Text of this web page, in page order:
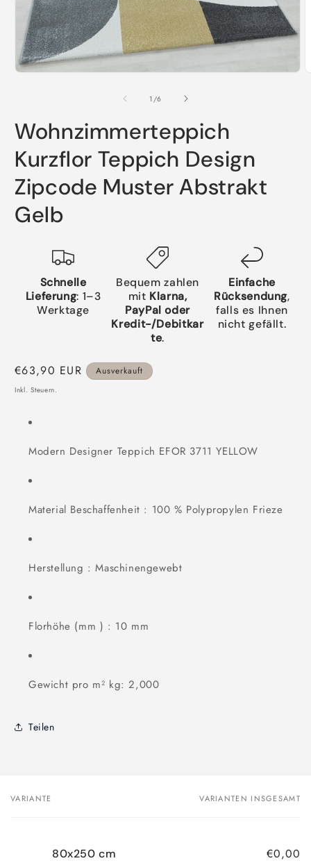
1 /von
6
Wohnzimmerteppich
Kurzflor Teppich Design
Zipcode Muster Abstrakt
Gelb
Schnelle
Lieferung: 1–3
Werktage
Bequem zahlen
mit Klarna,
PayPal oder
Kredit-/Debitkar
te.
Einfache
Rücksendung,
falls es Ihnen
nicht gefällt.
Normaler
Preis
€63,90 EUR Ausverkauft
Inkl. Steuern.
Modern Designer Teppich EFOR 3711 YELLOW
Material Beschaffenheit : 100 % Polypropylen Frieze
Herstellung : Maschinengewebt
Florhöhe (mm ) : 10 mm
Gewicht pro m² kg: 2,000
Teilen
Dein
VARIANTE VARIANTEN INSGESAMT
80x250 cm €0,00